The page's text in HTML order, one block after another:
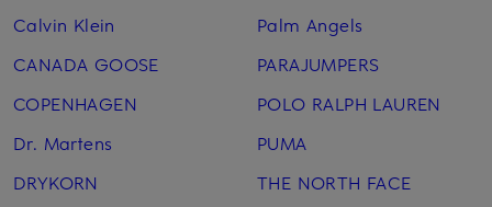
Calvin Klein
CANADA GOOSE
COPENHAGEN
Dr. Martens
DRYKORN
Palm Angels
PARAJUMPERS
POLO RALPH LAUREN
PUMA
THE NORTH FACE